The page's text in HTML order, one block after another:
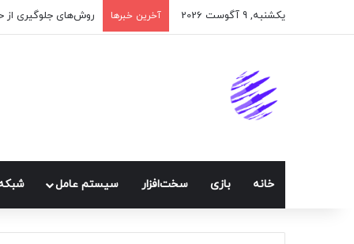
یکشنبه, 9 آگوست 2026 آخرین خبرها
خانه بازی سخت‌افزار سيستم عامل